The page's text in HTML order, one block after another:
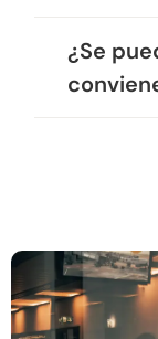
¿Se